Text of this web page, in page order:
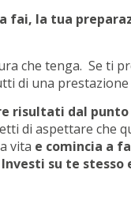
fai, la tua
che tenga. Se ti
di una prestazione
risultati dal punto
di aspettare che
vita e comincia a
su te stesso